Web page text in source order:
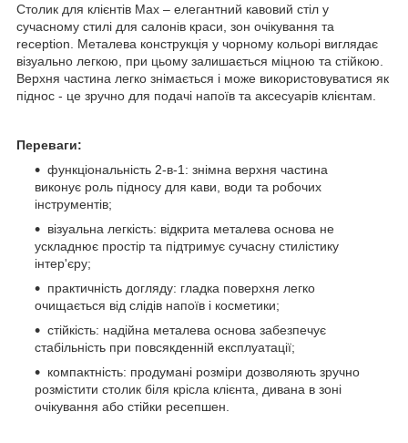
Столик для клієнтів Max – елегантний кавовий стіл у
сучасному стилі для салонів краси, зон очікування та
reception. Металева конструкція у чорному кольорі виглядає
візуально легкою, при цьому залишається міцною та стійкою.
Верхня частина легко знімається і може використовуватися як
піднос - це зручно для подачі напоїв та аксесуарів клієнтам.
Переваги:
функціональність 2-в-1: знімна верхня частина
виконує роль підносу для кави, води та робочих
інструментів;
візуальна легкість: відкрита металева основа не
ускладнює простір та підтримує сучасну стилістику
інтер'єру;
практичність догляду: гладка поверхня легко
очищається від слідів напоїв і косметики;
стійкість: надійна металева основа забезпечує
стабільність при повсякденній експлуатації;
компактність: продумані розміри дозволяють зручно
розмістити столик біля крісла клієнта, дивана в зоні
очікування або стійки ресепшен.